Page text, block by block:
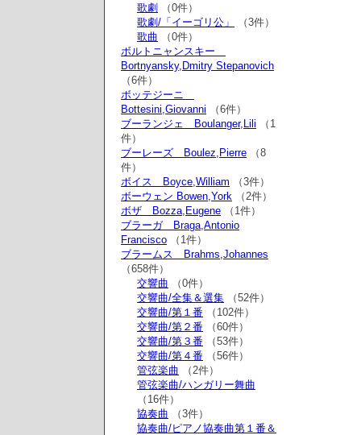
歌劇
（0件）
歌劇/「イーゴリ公」
（3件）
歌曲 （0件）
ボルトニャンスキー
Bortnyansky,Dmitry Stepanovich
（6件）
ボッテジーニ
Bottesini,Giovanni （6件）
ブーランジェ Boulanger,Lili （1
件）
ブーレーズ Boulez,Pierre （8
件）
ボイス Boyce,William （3件）
ボーウェン Bowen,York （2件）
ボザ Bozza,Eugene （1件）
ブラーガ Braga,Antonio
Francisco （1件）
ブラームス Brahms,Johannes
（658件）
交響曲 （0件）
交響曲/全集＆選集 （52件）
交響曲/第１番 （102件）
交響曲/第２番 （60件）
交響曲/第３番 （53件）
交響曲/第４番 （56件）
管弦楽曲 （2件）
管弦楽曲/ハンガリー舞曲
（16件）
協奏曲 （3件）
協奏曲/ピアノ協奏曲第１番＆